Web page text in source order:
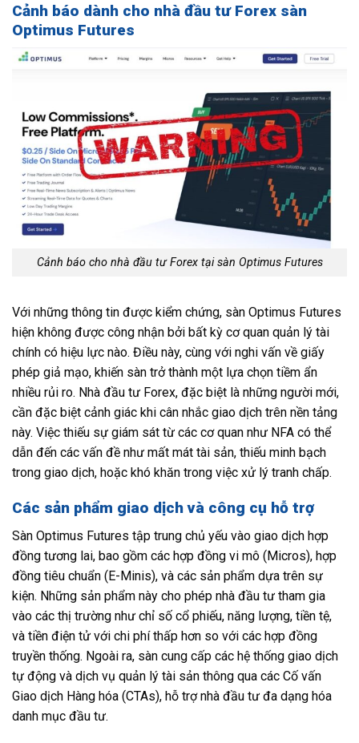
Cảnh báo dành cho nhà đầu tư Forex sàn
Optimus Futures
Cảnh báo cho nhà đầu tư Forex tại sàn Optimus Futures
Với những thông tin được kiểm chứng, sàn Optimus Futures
hiện không được công nhận bởi bất kỳ cơ quan quản lý tài
chính có hiệu lực nào. Điều này, cùng với nghi vấn về giấy
phép giả mạo, khiến sàn trở thành một lựa chọn tiềm ẩn
nhiều rủi ro. Nhà đầu tư Forex, đặc biệt là những người mới,
cần đặc biệt cảnh giác khi cân nhắc giao dịch trên nền tảng
này. Việc thiếu sự giám sát từ các cơ quan như NFA có thể
dẫn đến các vấn đề như mất mát tài sản, thiếu minh bạch
trong giao dịch, hoặc khó khăn trong việc xử lý tranh chấp.
Các sản phẩm giao dịch và công cụ hỗ trợ
Sàn Optimus Futures tập trung chủ yếu vào giao dịch hợp
đồng tương lai, bao gồm các hợp đồng vi mô (Micros), hợp
đồng tiêu chuẩn (E-Minis), và các sản phẩm dựa trên sự
kiện. Những sản phẩm này cho phép nhà đầu tư tham gia
vào các thị trường như chỉ số cổ phiếu, năng lượng, tiền tệ,
và tiền điện tử với chi phí thấp hơn so với các hợp đồng
truyền thống. Ngoài ra, sàn cung cấp các hệ thống giao dịch
tự động và dịch vụ quản lý tài sản thông qua các Cố vấn
Giao dịch Hàng hóa (CTAs), hỗ trợ nhà đầu tư đa dạng hóa
danh mục đầu tư.